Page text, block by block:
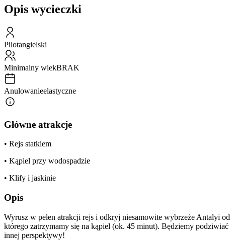
Opis wycieczki
Pilotangielski
Minimalny wiekBRAK
Anulowanieelastyczne
Główne atrakcje
• Rejs statkiem
• Kąpiel przy wodospadzie
• Klify i jaskinie
Opis
Wyrusz w pełen atrakcji rejs i odkryj niesamowite wybrzeże Antalyi
którego zatrzymamy się na kąpiel (ok. 45 minut). Będziemy
innej perspektywy!